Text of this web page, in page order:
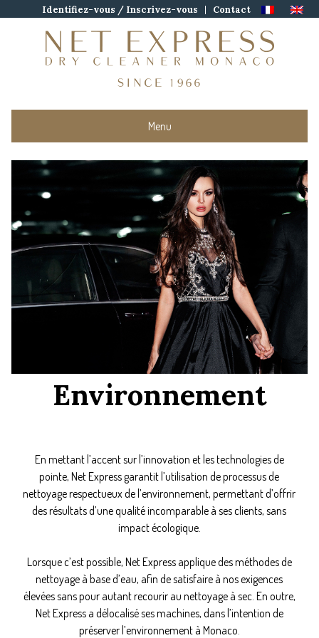
Identifiez-vous / Inscrivez-vous Contact
Menu
Environnement
En mettant l’accent sur l’innovation et les technologies de
pointe, Net Express garantit l’utilisation de processus de
nettoyage respectueux de l’environnement, permettant d’offrir
des résultats d’une qualité incomparable à ses clients, sans
impact écologique.
Lorsque c’est possible, Net Express applique des méthodes de
nettoyage à base d’eau, afin de satisfaire à nos exigences
élevées sans pour autant recourir au nettoyage à sec. En outre,
Net Express a délocalisé ses machines, dans l’intention de
préserver l’environnement à Monaco.